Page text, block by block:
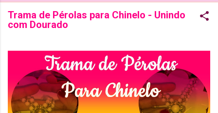
Trama de Pérolas para Chinelo - Unindo
com Dourado